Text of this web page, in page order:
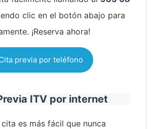
clic en el botón abajo para
¡Reserva ahora!
previa por teléfono
ITV por internet
es más fácil que nunca